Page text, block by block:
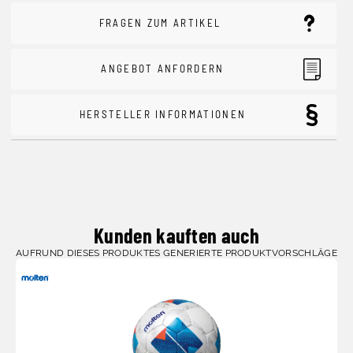
FRAGEN ZUM ARTIKEL
ANGEBOT ANFORDERN
HERSTELLER INFORMATIONEN
Kunden kauften auch
AUFRUND DIESES PRODUKTES GENERIERTE PRODUKTVORSCHLÄGE